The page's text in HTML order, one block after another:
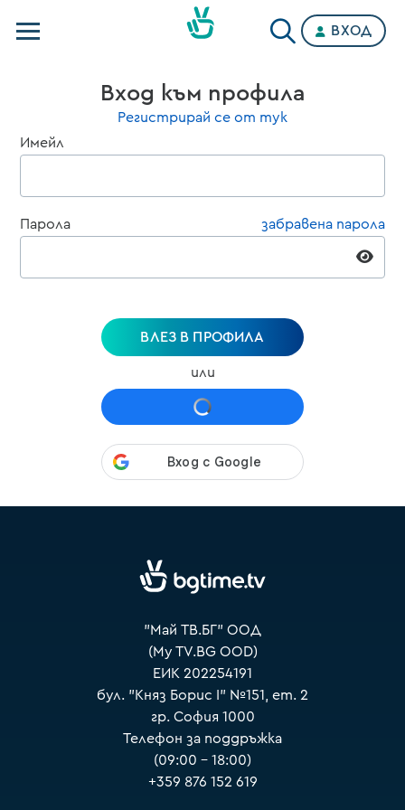
Категории
ВХОД
Вход към профила
Регистрирай се от тук
Имейл
Парола забравена парола
ВЛЕЗ В ПРОФИЛА
или
"Май ТВ.БГ" ООД
(My TV.BG OOD)
ЕИК 202254191
бул. "Княз Борис I" №151, ет. 2
гр. София 1000
Телефон за поддръжка
(09:00 – 18:00)
+359 876 152 619